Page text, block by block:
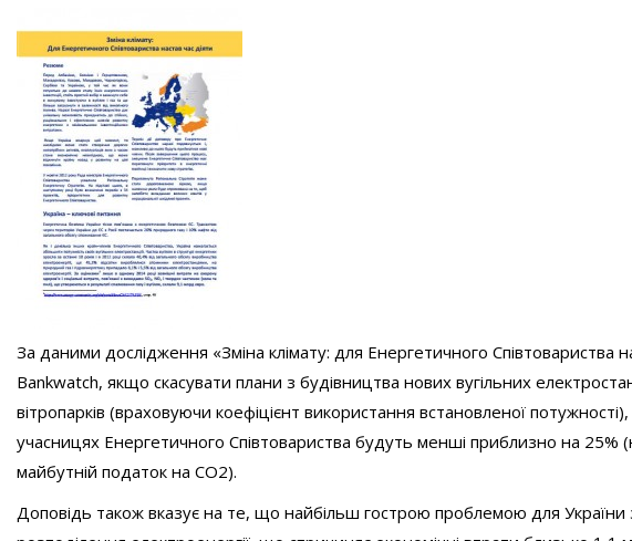
За даними дослідження «Зміна клімату: для Енергетичного Співтовариства
Bankwatch, якщо скасувати плани з будівництва нових вугільних
вітропарків (враховуючи коефіцієнт використання встановленої
учасницях Енергетичного Співтовариства будуть менші приблизно на 25%
майбутній податок на СО2).
Доповідь також вказує на те, що найбільш гострою проблемою для України